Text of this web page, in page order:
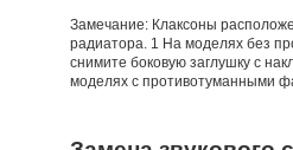
Замечание: Клаксоны
радиатора. 1 На моделях без
снимите боковую заглушку с
моделях с противотуманными